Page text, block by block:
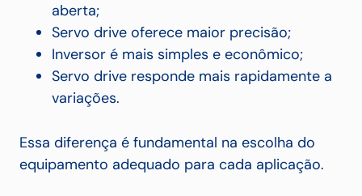
aberta;
Servo drive oferece maior precisão;
Inversor é mais simples e econômico;
Servo drive responde mais rapidamente a
variações.
Essa diferença é fundamental na escolha do
equipamento adequado para cada aplicação.